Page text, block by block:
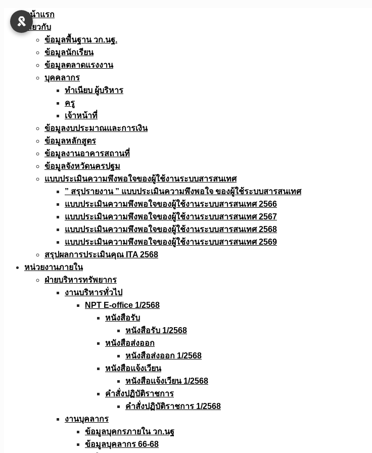
Skip
หน้าแรก
เกี่ยวกับ
ข้อมูลพื้นฐาน วก.นฐ.
ข้อมูลนักเรียน
ข้อมูลตลาดแรงงาน
บุคคลากร
ทำเนียบ ผู้บริหาร
ครู
เจ้าหน้าที่
ข้อมูลงบประมาณเเละการเงิน
ข้อมูลหลักสูตร
ข้อมูลงานอาคารสถานที่
ข้อมูลจังหวัดนครปฐม
แบบประเมินความพึงพอใจของผู้ใช้งานระบบสารสนเทศ
” สรุปรายงาน ” แบบประเมินความพึงพอใจ ของผู้ใช้ระบบสารสนเทศ
แบบประเมินความพึงพอใจของผู้ใช้งานระบบสารสนเทศ 2566
แบบประเมินความพึงพอใจของผู้ใช้งานระบบสารสนเทศ 2567
แบบประเมินความพึงพอใจของผู้ใช้งานระบบสารสนเทศ 2568
แบบประเมินความพึงพอใจของผู้ใช้งานระบบสารสนเทศ 2569
สรุปผลการประเมินคุณ ITA 2568
หน่วยงานภายใน
ฝ่ายบริหารทรัพยากร
งานบริหารทั่วไป
NPT E-office 1/2568
หนังสือรับ
หนังสือรับ 1/2568
หนังสือส่งออก
หนังสือส่งออก 1/2568
หนังสือแจ้งเวียน
หนังสือเเจ้งเวียน 1/2568
คำสั่งปฏิบัติราชการ
คำสั่งปฏิบัติราชการ 1/2568
งานบุคลากร
ข้อมูลบุคกรภายใน วก.นฐ
ข้อมูลบุคลากร 66-68